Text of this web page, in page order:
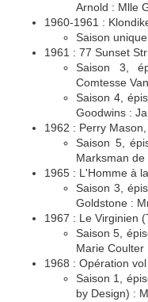
Arnold : Mlle
1960-1961 :
Saison
1961 : 77 Sunset
Saison 3,
Comtesse
Saison 4,
Goodwins :
1962 : Perry
Saison 5,
Marksman
1965 : L'Homme à
Saison 3,
Goldstone :
1967 : Le Virginien
Saison 5,
Marie Coulter
1968 : Opération
Saison 1,
by Design) :